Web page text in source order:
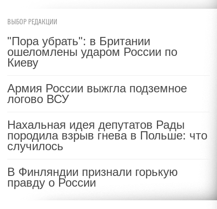
ВЫБОР РЕДАКЦИИ
"Пора убрать": в Британии
ошеломлены ударом России по
Киеву
Армия России выжгла подземное
логово ВСУ
Нахальная идея депутатов Рады
породила взрыв гнева в Польше: что
случилось
В Финляндии признали горькую
правду о России